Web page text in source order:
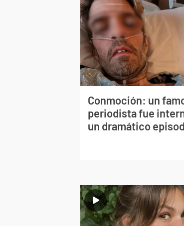
Conmoción: un
periodista fue
un dramático